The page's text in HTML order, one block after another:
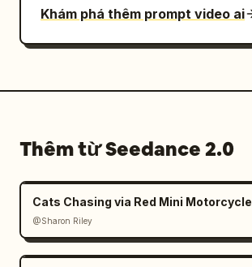
Khám phá thêm prompt video ai
Thêm từ Seedance 2.0
Cats Chasing via Red Mini Motorcycle
@Sharon Riley